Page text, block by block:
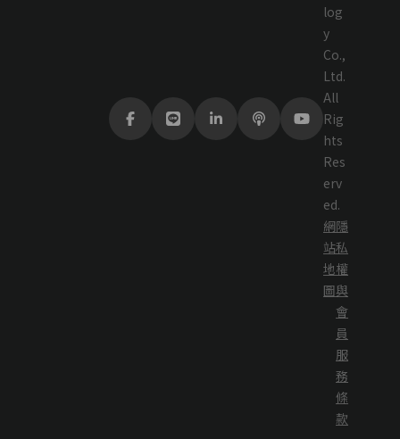
log
y
Co.,
Ltd.
All
Rig
hts
Res
erv
ed.
網
站
地
圖
隱
私
權
與
會
員
服
務
條
款